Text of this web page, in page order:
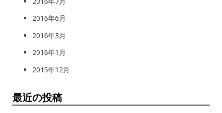
2016年6月
2016年3月
2016年1月
2015年12月
最近の投稿